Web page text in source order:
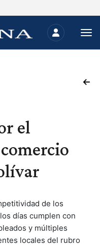
el
de los
días cumplen con
y múltiples
locales del rubro